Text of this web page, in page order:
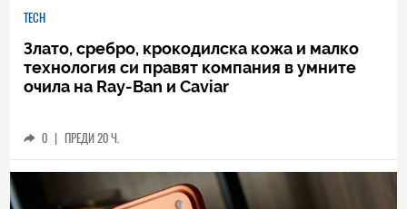
TECH
Злато, сребро, крокодилска кожа и малко
технология си правят компания в умните
очила на Ray-Ban и Caviar
0 | ПРЕДИ 20 Ч.